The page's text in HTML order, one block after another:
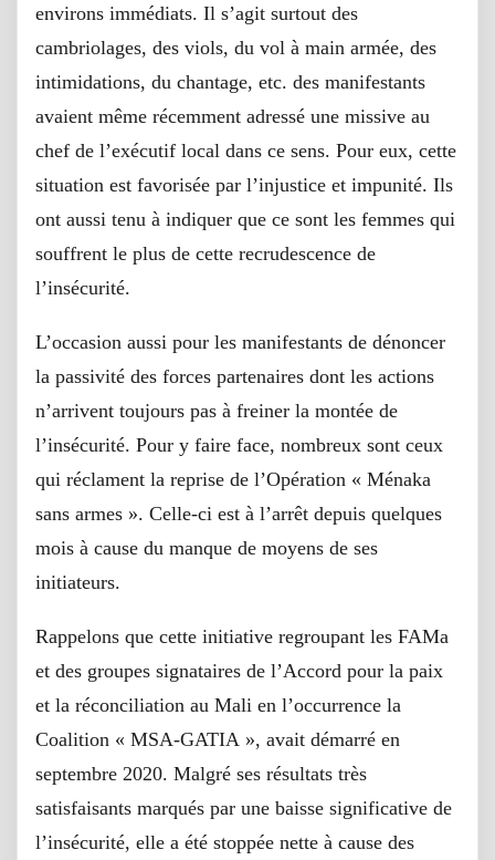
environs immédiats. Il s’agit surtout des
cambriolages, des viols, du vol à main armée, des
intimidations, du chantage, etc. des manifestants
avaient même récemment adressé une missive au
chef de l’exécutif local dans ce sens. Pour eux, cette
situation est favorisée par l’injustice et impunité. Ils
ont aussi tenu à indiquer que ce sont les femmes qui
souffrent le plus de cette recrudescence de
l’insécurité.
L’occasion aussi pour les manifestants de dénoncer
la passivité des forces partenaires dont les actions
n’arrivent toujours pas à freiner la montée de
l’insécurité. Pour y faire face, nombreux sont ceux
qui réclament la reprise de l’Opération « Ménaka
sans armes ». Celle-ci est à l’arrêt depuis quelques
mois à cause du manque de moyens de ses
initiateurs.
Rappelons que cette initiative regroupant les FAMa
et des groupes signataires de l’Accord pour la paix
et la réconciliation au Mali en l’occurrence la
Coalition « MSA-GATIA », avait démarré en
septembre 2020. Malgré ses résultats très
satisfaisants marqués par une baisse significative de
l’insécurité, elle a été stoppée nette à cause des